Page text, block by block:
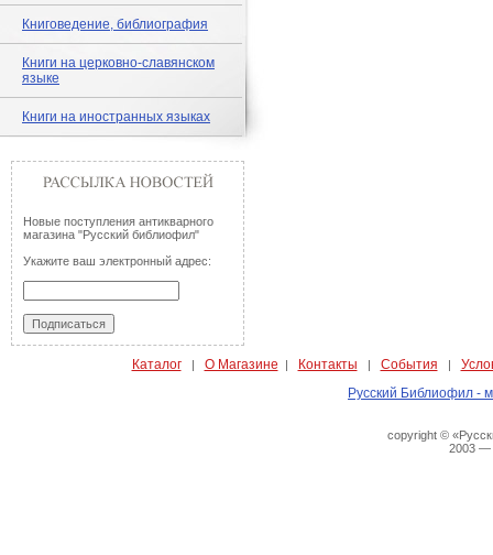
Книговедение, библиография
Книги на церковно-славянском
языке
Книги на иностранных языках
Новые поступления антикварного
магазина "Русский библиофил"
Укажите ваш электронный адрес:
Каталог| О Магазине | Контакты | События |
Русский Библиофил -
copyright ©
2003 —